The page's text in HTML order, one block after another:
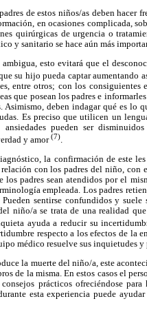
de estos niños/as deben hacer
en ocasiones complicada,
quirúrgicas de urgencia o
y sanitario se hace aún más
esto evitará que el
su hijo pueda captar aumentando
entre otros; con los consiguientes
que posean los padres e
deben indagar qué es lo
Es preciso que utilicen un
pueden ser
y amor(7).
la confirmación de este
con los padres del niño,
padres sean atendidos por el
empleada. Los padres
sentirse confundidos y suele
niño/a se trata de una realidad
ayuda a reducir su
respecto a los efectos de la
médico resuelve sus inquietudes
la muerte del niño/a, este
de la misma. En estos casos el
prácticos ofreciéndose
esta experiencia puede